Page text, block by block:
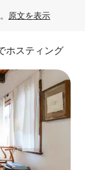
原文を表示
ホスティング